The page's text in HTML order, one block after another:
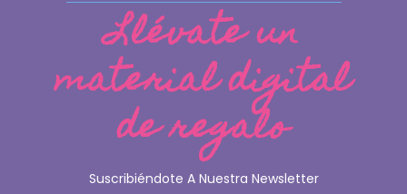
FONOCUBE
La tranquilidad de trabajar todos los
objetivos clave de la conciencia
Llévate un
material digital
de regalo
Suscribiéndote A Nuestra Newsletter